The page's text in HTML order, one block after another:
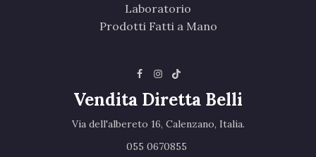
Laboratorio
Prodotti Fatti a Mano
Vendita Diretta Belli
Via dell'albereto 16, Calenzano, Italia.‎
055 0670855 ‎